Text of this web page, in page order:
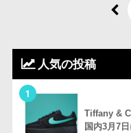
人気の投稿
1
Tiffany &
国内3月7